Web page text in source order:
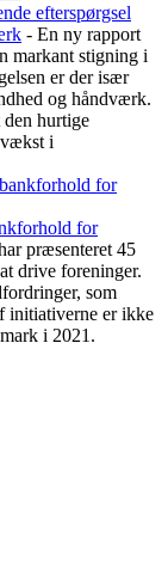
efterspørgsel
- En ny rapport
markant stigning i
er der især
og håndværk.
den hurtige
i
for
præsenteret 45
drive foreninger.
som
initiativerne er ikke
i 2021.